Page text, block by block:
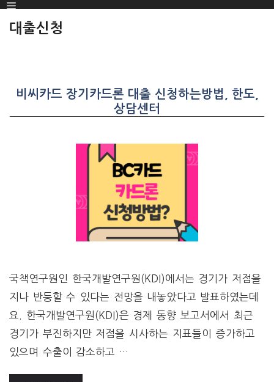
SKIP
TO
Menu
대출신청
비씨카드 장기카드론 대출 신청하는방법, 한도,
상담센터
국책연구원인 한국개발연구원(KDI)에서는 경기가 저점을
지나 반등할 수 있다는 전망을 내놓았다고 발표하였는데
요. 한국개발연구원(KDI)은 경제 동향 보고서에서 최근
경기가 부진하지만 저점을 시사하는 지표들이 증가하고
있으며 수출이 감소하고 …